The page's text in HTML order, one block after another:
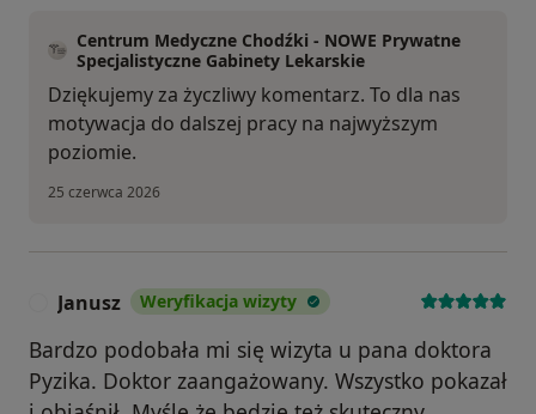
Centrum Medyczne Chodźki - NOWE Prywatne
Specjalistyczne Gabinety Lekarskie
Dziękujemy za życzliwy komentarz. To dla nas
motywacja do dalszej pracy na najwyższym
poziomie.
25 czerwca 2026
Janusz Weryfikacja wizyty
Bardzo podobała mi się wizyta u pana doktora
Pyzika. Doktor zaangażowany. Wszystko pokazał